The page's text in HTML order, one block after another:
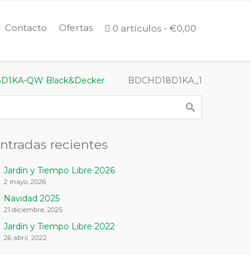
Contacto Ofertas 0 artículos €0,00
QW Black&Decker BDCHD18D1KA_1
recientes
Jardín y Tiempo Libre 2026
2 mayo, 2026
Navidad 2025
21 diciembre, 2025
Jardín y Tiempo Libre 2022
26 abril, 2022